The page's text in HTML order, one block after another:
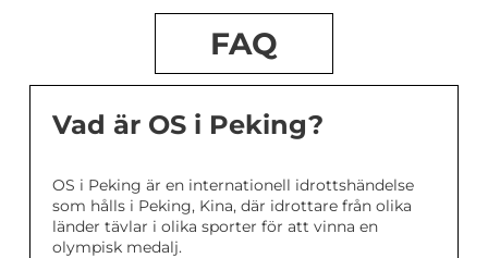
FAQ
Vad är OS i Peking?
OS i Peking är en internationell idrottshändelse
som hålls i Peking, Kina, där idrottare från olika
länder tävlar i olika sporter för att vinna en
olympisk medalj.